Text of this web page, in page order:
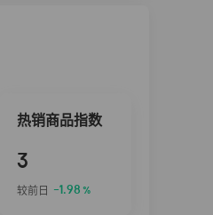
热销商品指数
3
较前日 -1.98 %